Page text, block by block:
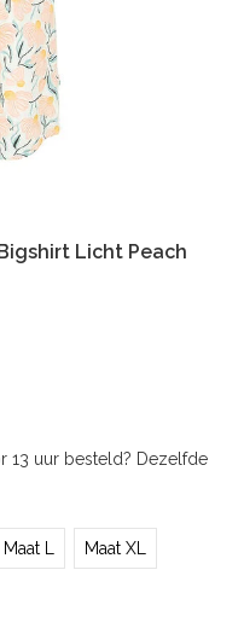
Licht Peach
13 uur besteld? Dezelfde
Maat L Maat XL